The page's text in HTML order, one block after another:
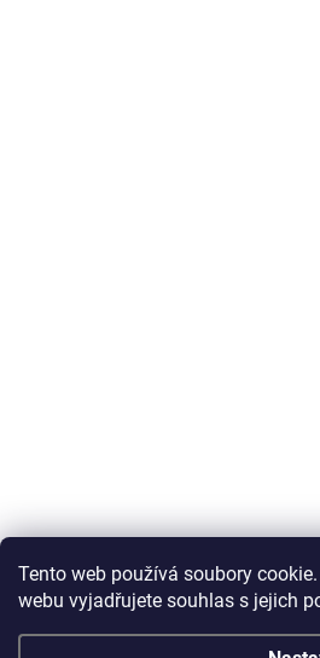
Tento web používá soubory
webu vyjadřujete souhlas s jejich